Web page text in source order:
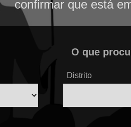
confirmar que está
O que
Distrito